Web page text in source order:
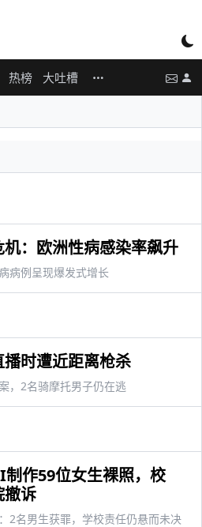
热榜 大吐槽
：欧洲性病感染率飙升
病例呈现爆发式增长
时遭近距离枪杀
，2名骑摩托男子仍在逃
作59位女生裸照，校
撤诉
2名男生获罪，学校责任仍悬而未决